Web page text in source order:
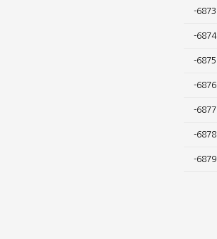
-6873
-6874
-6875
-6876
-6877
-6878
-6879